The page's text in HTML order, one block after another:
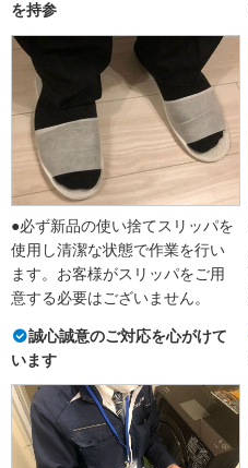
を持参
●必ず新品の使い捨てスリッパを
使用し清潔な状態で作業を行い
ます。お客様がスリッパをご用
意する必要はございません。
誠心誠意のご対応を心がけて
います